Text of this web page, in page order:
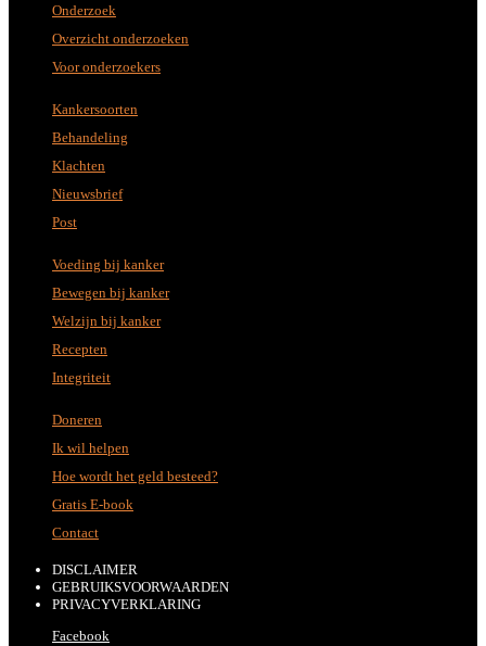
Onderzoek
Overzicht onderzoeken
Voor onderzoekers
Kankersoorten
Behandeling
Klachten
Nieuwsbrief
Post
Voeding bij kanker
Bewegen bij kanker
Welzijn bij kanker
Recepten
Integriteit
Doneren
Ik wil helpen
Hoe wordt het geld besteed?
Gratis E-book
Contact
DISCLAIMER
GEBRUIKSVOORWAARDEN
PRIVACYVERKLARING
Facebook